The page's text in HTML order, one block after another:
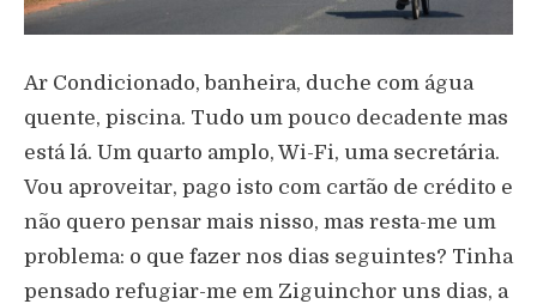
Ar Condicionado, banheira, duche com água
quente, piscina. Tudo um pouco decadente mas
está lá. Um quarto amplo, Wi-Fi, uma secretária.
Vou aproveitar, pago isto com cartão de crédito e
não quero pensar mais nisso, mas resta-me um
problema: o que fazer nos dias seguintes? Tinha
pensado refugiar-me em Ziguinchor uns dias, a